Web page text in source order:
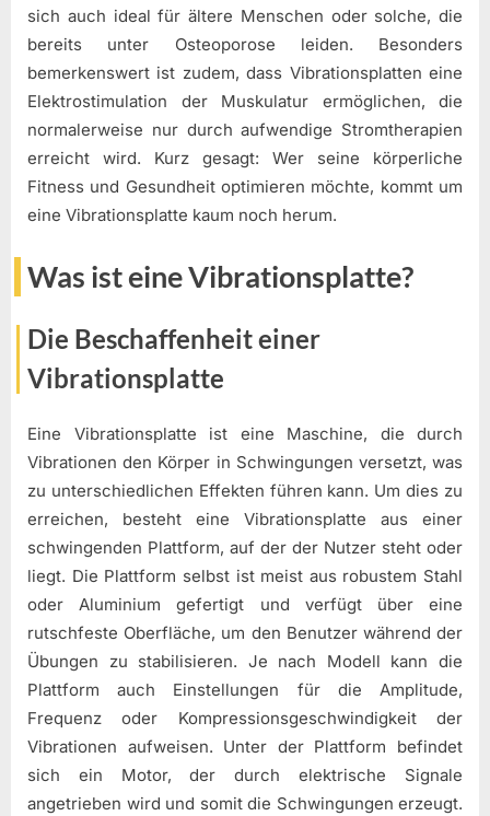
sich auch ideal für ältere Menschen oder solche, die
bereits unter Osteoporose leiden. Besonders
bemerkenswert ist zudem, dass Vibrationsplatten eine
Elektrostimulation der Muskulatur ermöglichen, die
normalerweise nur durch aufwendige Stromtherapien
erreicht wird. Kurz gesagt: Wer seine körperliche
Fitness und Gesundheit optimieren möchte, kommt um
eine Vibrationsplatte kaum noch herum.
Was ist eine Vibrationsplatte?
Die Beschaffenheit einer
Vibrationsplatte
Eine Vibrationsplatte ist eine Maschine, die durch
Vibrationen den Körper in Schwingungen versetzt, was
zu unterschiedlichen Effekten führen kann. Um dies zu
erreichen, besteht eine Vibrationsplatte aus einer
schwingenden Plattform, auf der der Nutzer steht oder
liegt. Die Plattform selbst ist meist aus robustem Stahl
oder Aluminium gefertigt und verfügt über eine
rutschfeste Oberfläche, um den Benutzer während der
Übungen zu stabilisieren. Je nach Modell kann die
Plattform auch Einstellungen für die Amplitude,
Frequenz oder Kompressionsgeschwindigkeit der
Vibrationen aufweisen. Unter der Plattform befindet
sich ein Motor, der durch elektrische Signale
angetrieben wird und somit die Schwingungen erzeugt.